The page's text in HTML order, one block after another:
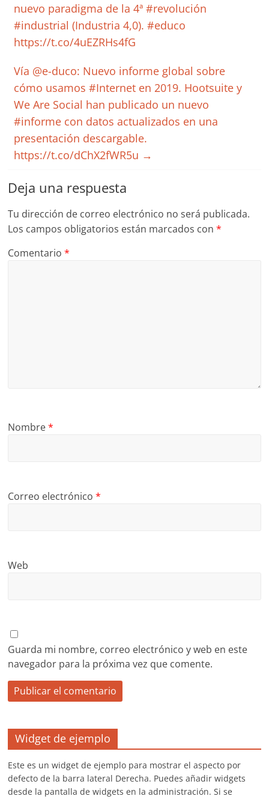
nuevo paradigma de la 4ª #revolución
#industrial (Industria 4,0). #educo
https://t.co/4uEZRHs4fG
Vía @e-duco: Nuevo informe global sobre
cómo usamos #Internet en 2019. Hootsuite y
We Are Social han publicado un nuevo
#informe con datos actualizados en una
presentación descargable.
https://t.co/dChX2fWR5u →
Deja una respuesta
Tu dirección de correo electrónico no será publicada.
Los campos obligatorios están marcados con*
Comentario*
Nombre*
Correo electrónico*
Web
Guarda mi nombre, correo electrónico y web en este
navegador para la próxima vez que comente.
Widget de ejemplo
Este es un widget de ejemplo para mostrar el aspecto por
defecto de la barra lateral Derecha. Puedes añadir widgets
desde la pantalla de widgets en la administración. Si se